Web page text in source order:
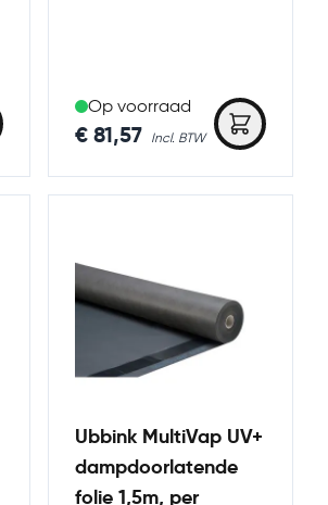
Op voorraad
€ 81,57
Ubbink MultiVap UV+
dampdoorlatende
folie 1,5m, per